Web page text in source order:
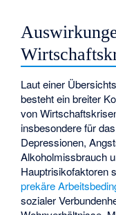
Laut einer
besteht ein breiter
von
insbesondere für
Depressionen,
Alkoholmissbrauch
Hauptrisikofaktoren
prekäre
sozialer